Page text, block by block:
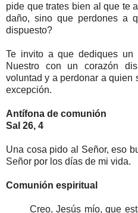
pide que trates bien al que te
daño, sino que perdones a
dispuesto?
Te invito a que dediques
Nuestro con un corazón
voluntad y a perdonar a quien
excepción.
Antífona de comunión
Sal 26, 4
Una cosa pido al Señor, eso
Señor por los días de mi vida.
Comunión espiritual
Creo, Jesús mío, que